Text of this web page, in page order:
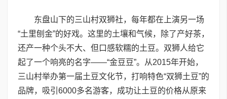
东盘山下的三山村双狮社，每年都在上演另一场
“土里刨金”的好戏。这里的土壤和气候，除了产好茶，
还产一种个头不大、但口感软糯的土豆。双狮人给它
起了一个响亮的名字——“金豆豆”。从2015年开始，
三山村举办第一届土豆文化节，打响特色“双狮土豆”的
品牌，吸引6000多名游客，成功让土豆的价格从原来